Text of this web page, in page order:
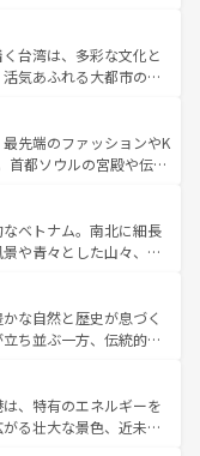
しい。
迎えてくれるハワイの
ワイアンミュージッ
てがハワイの魅力を彩
い。
ウルル（エアーズロッ
ケアンズの熱帯雨林な
フェやワイン、オージ
り、サーフィンやダイ
ア好きにはたまらな
存分に味わいつくそ
台湾は、多彩な文化と
気あふれる大都市の台
東部など、都市の喧騒
れる人に新しい発見と
深い台湾の食文化も魅
バラエティ豊かな料理
情報は コンテンツ一覧を参
先端のファッションやK
首都ソウルの宮殿や伝統
自然美を楽しむことが
品のストリートフード
いる。夜には、韓国な
な魅力を心ゆくまで味
、新着の韓国情報はコンテンツ一
ベトナム。南北に細長
や青々とした山々、世
ノイの古い町並みやホ
物も、独特の雰囲気を
の豊かさとおいしさで
ムコーヒーなどは、ぜ
れてもあたたかい人々
と忘れられない旅にな
な自然と歴史が息づく
ち並ぶ一方、伝統的な
ェンマイなどの山岳地
ケットやクラビの美し
とができる。タイ料理
、特有のエネルギーを
る壮大な景色、近未来